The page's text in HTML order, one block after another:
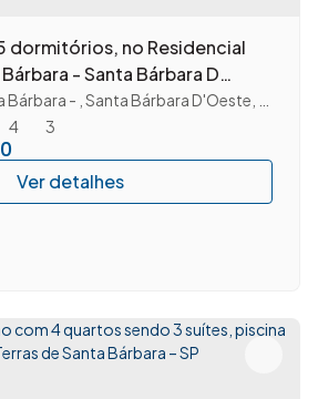
dormitórios, no Residencial
- Santa Bárbara D
Bárbara Santa Bárbara D'Oeste
4 3